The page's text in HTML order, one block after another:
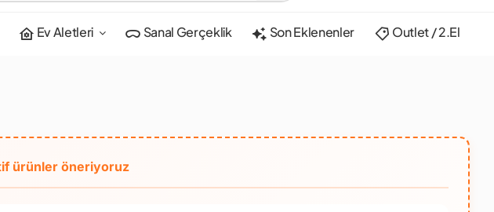
Ev Aletleri Sanal Gerçeklik Son Eklenenler Outlet / 2.El